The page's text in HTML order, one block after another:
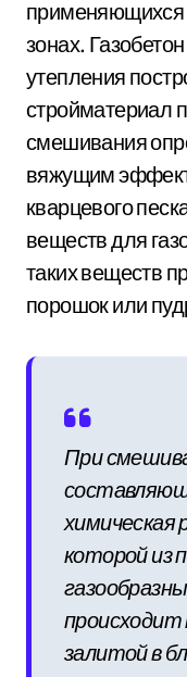
применяющихся
зонах.
утепления
стройматериал
смешивания
вяжущим
кварцевого
веществ для
таких веществ
порошок или
При
химическая
которой из
происходит
залитой в